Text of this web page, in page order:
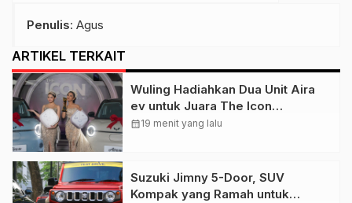
Penulis: Agus
ARTIKEL TERKAIT
Wuling Hadiahkan Dua Unit Aira
ev untuk Juara The Icon
Indonesia 2026
calendar_month19 menit yang lalu
Suzuki Jimny 5-Door, SUV
Kompak yang Ramah untuk